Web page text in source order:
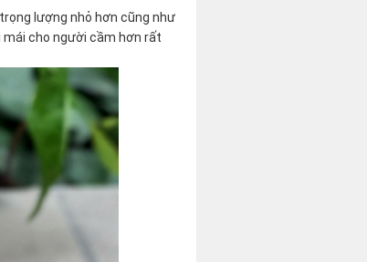
lượng nhỏ hơn cũng như
cho người cầm hơn rất